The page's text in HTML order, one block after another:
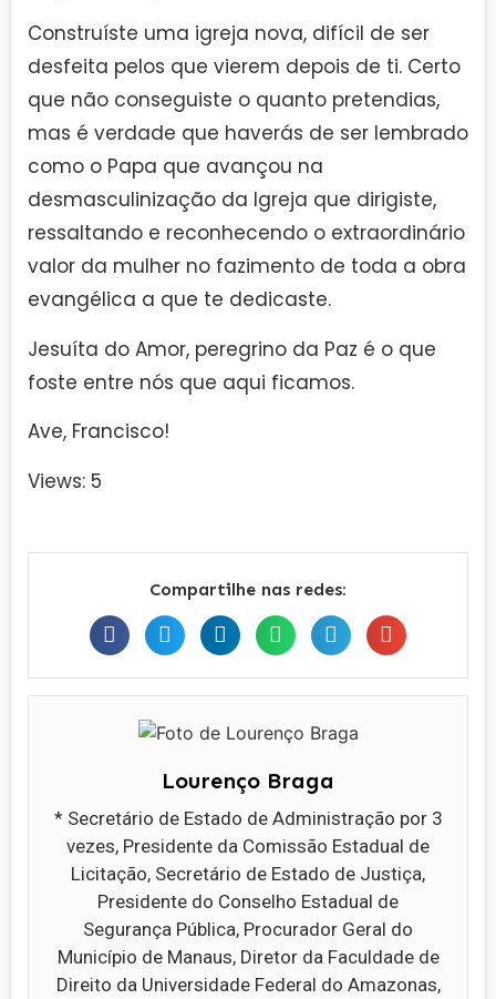
Construíste uma igreja nova, difícil de ser
desfeita pelos que vierem depois de ti. Certo
que não conseguiste o quanto pretendias,
mas é verdade que haverás de ser lembrado
como o Papa que avançou na
desmasculinização da Igreja que dirigiste,
ressaltando e reconhecendo o extraordinário
valor da mulher no fazimento de toda a obra
evangélica a que te dedicaste.
Jesuíta do Amor, peregrino da Paz é o que
foste entre nós que aqui ficamos.
Ave, Francisco!
Views: 5
Compartilhe nas redes:
Lourenço Braga
* Secretário de Estado de Administração por 3
vezes, Presidente da Comissão Estadual de
Licitação, Secretário de Estado de Justiça,
Presidente do Conselho Estadual de
Segurança Pública, Procurador Geral do
Município de Manaus, Diretor da Faculdade de
Direito da Universidade Federal do Amazonas,